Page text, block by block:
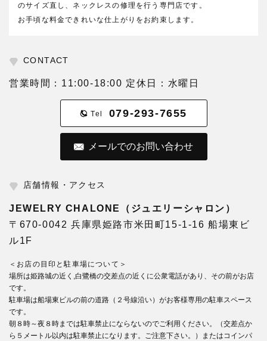
のサイズ直し、ネックレスの修理を行う専門店です。
お手頃な料金できれいな仕上がりをお約束します。
CONTACT
営業時間：11:00-18:00 定休日：水曜日
Tel 079-293-7655
メールでのお問い合わせ
店舗情報・アクセス
JEWELRY CHALONE（ジュエリーシャロン）
〒670-0042 兵庫県姫路市米田町15-1-16 船場東ビ
ル1F
＜お店の目印と駐車場について＞
場所は姫路城の近く,白鷺橋の交差点の近くに公衆電話があり、その前がお店
です。
駐車場は船場東ビルの前の道路（２号線沿い）がお客様専用の駐車スペース
です。
朝８時～夜８時までは駐車禁止にならないのでご利用ください。（交差点か
ら５メートル以内は駐車禁止になります。ご注意下さい。）またはコインパ